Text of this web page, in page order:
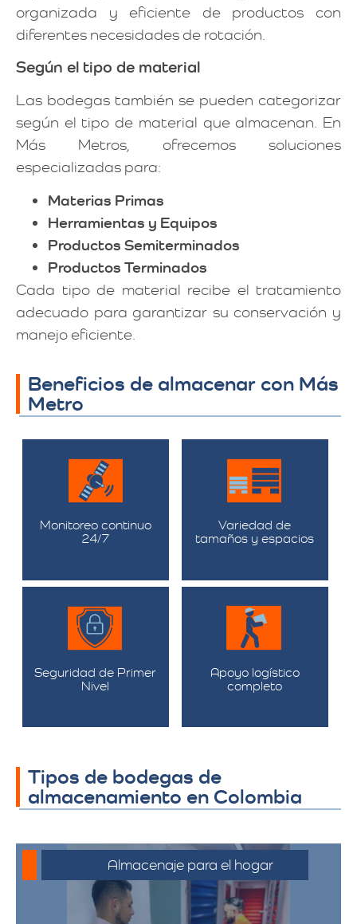
organizada y eficiente de productos con
diferentes necesidades de rotación.
Según el tipo de material
Las bodegas también se pueden categorizar
según el tipo de material que almacenan. En
Más Metros, ofrecemos soluciones
especializadas para:
Materias Primas
Herramientas y Equipos
Productos Semiterminados
Productos Terminados
Cada tipo de material recibe el tratamiento
adecuado para garantizar su conservación y
manejo eficiente.
Beneficios de almacenar con Más
Metro
Monitoreo continuo
24/7
Variedad de
tamaños y espacios
Seguridad de Primer
Nivel
Apoyo logístico
completo
Tipos de bodegas de
almacenamiento en Colombia
Almacenaje para el hogar
Ofrecemos servicios de almacenamiento